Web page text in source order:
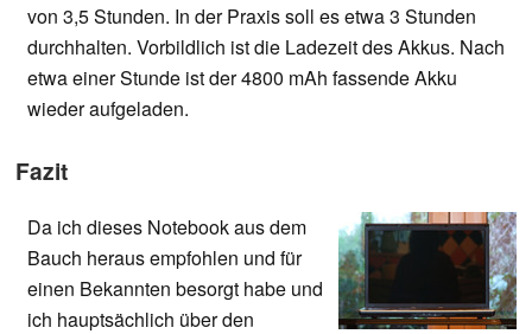
von 3,5 Stunden. In der Praxis soll es etwa 3 Stunden
durchhalten. Vorbildlich ist die Ladezeit des Akkus. Nach
etwa einer Stunde ist der 4800 mAh fassende Akku
wieder aufgeladen.
Fazit
Da ich dieses Notebook aus dem
Bauch heraus empfohlen und für
einen Bekannten besorgt habe und
ich hauptsächlich über den